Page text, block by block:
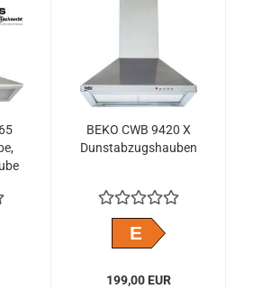
BEKO CWB 9420 X
Dunstabzugshauben
E
199,00 EUR